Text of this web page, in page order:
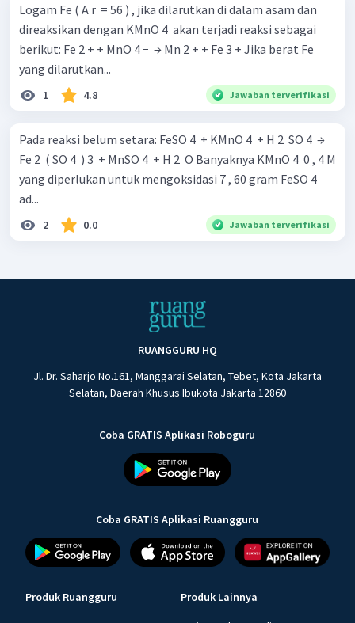
Logam Fe ( A r ​ = 56 ) , jika dilarutkan di dalam asam dan
direaksikan dengan KMnO 4 ​ akan terjadi reaksi sebagai
berikut: Fe 2 + + MnO 4 − ​ → Mn 2 + + Fe 3 + Jika berat Fe
yang dilarutkan...
1 4.8 Jawaban terverifikasi
Pada reaksi belum setara: FeSO 4 ​ + KMnO 4 ​ + H 2 ​ SO 4 ​ →
Fe 2 ​ ( SO 4 ​ ) 3 ​ + MnSO 4 ​ + H 2 ​ O Banyaknya KMnO 4 ​ 0 , 4 M
yang diperlukan untuk mengoksidasi 7 , 60 gram FeSO 4 ​
ad...
2 0.0 Jawaban terverifikasi
RUANGGURU HQ
Jl. Dr. Saharjo No.161, Manggarai Selatan, Tebet, Kota Jakarta
Selatan, Daerah Khusus Ibukota Jakarta 12860
Coba GRATIS Aplikasi Roboguru
Coba GRATIS Aplikasi Ruangguru
Produk Ruangguru Produk Lainnya